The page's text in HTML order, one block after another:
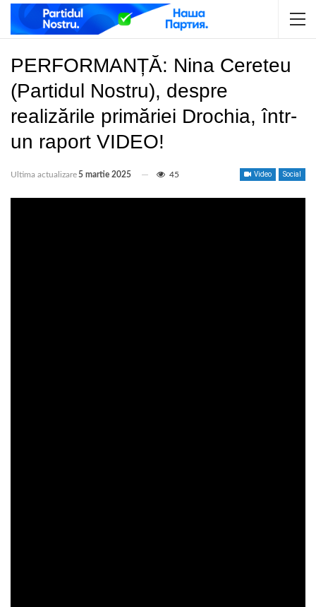
PERFORMANȚĂ: Nina Cereteu
(Partidul Nostru), despre
realizările primăriei Drochia, într-
un raport VIDEO!
Video Social
Ultima actualizare5 martie 2025 45